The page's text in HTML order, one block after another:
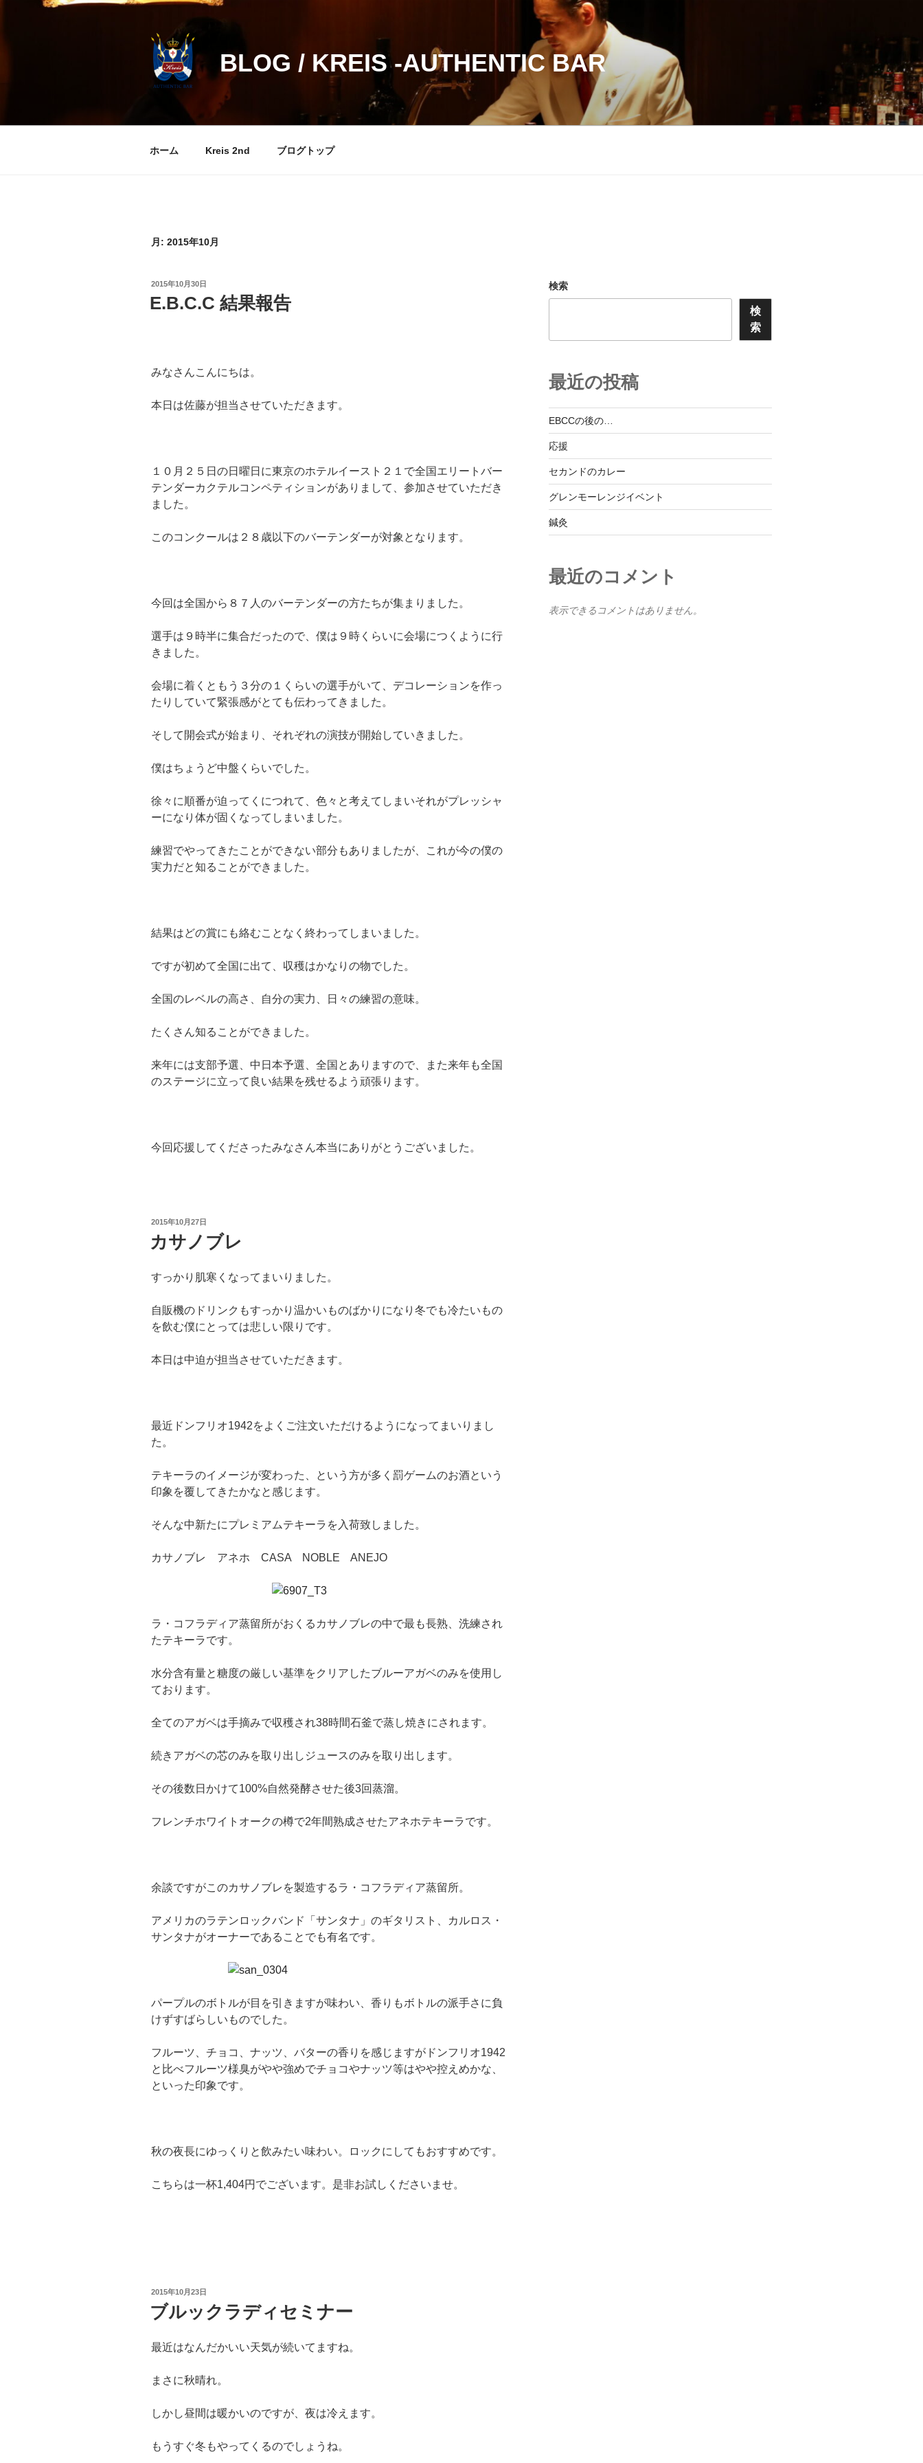
キ
BLOG / KREIS -AUTHENTIC BAR
ホーム Kreis 2nd ブログトップ
月: 2015年10月
投
日:
2015年10月30日
E.B.C.C 結果報告
みなさんこんにちは。
本日は佐藤が担当させていただきます。
１０月２５日の日曜日に東京のホテルイースト２１で全国エリートバー
テンダーカクテルコンペティションがありまして、参加させていただき
ました。
このコンクールは２８歳以下のバーテンダーが対象となります。
今回は全国から８７人のバーテンダーの方たちが集まりました。
選手は９時半に集合だったので、僕は９時くらいに会場につくように行
きました。
会場に着くともう３分の１くらいの選手がいて、デコレーションを作っ
たりしていて緊張感がとても伝わってきました。
そして開会式が始まり、それぞれの演技が開始していきました。
僕はちょうど中盤くらいでした。
徐々に順番が迫ってくにつれて、色々と考えてしまいそれがプレッシャ
ーになり体が固くなってしまいました。
練習でやってきたことができない部分もありましたが、これが今の僕の
実力だと知ることができました。
結果はどの賞にも絡むことなく終わってしまいました。
ですが初めて全国に出て、収穫はかなりの物でした。
全国のレベルの高さ、自分の実力、日々の練習の意味。
たくさん知ることができました。
来年には支部予選、中日本予選、全国とありますので、また来年も全国
のステージに立って良い結果を残せるよう頑張ります。
今回応援してくださったみなさん本当にありがとうございました。
投
日:
2015年10月27日
カサノブレ
すっかり肌寒くなってまいりました。
自販機のドリンクもすっかり温かいものばかりになり冬でも冷たいもの
を飲む僕にとっては悲しい限りです。
本日は中迫が担当させていただきます。
最近ドンフリオ1942をよくご注文いただけるようになってまいりまし
た。
テキーラのイメージが変わった、という方が多く罰ゲームのお酒という
印象を覆してきたかなと感じます。
そんな中新たにプレミアムテキーラを入荷致しました。
カサノブレ アネホ CASA NOBLE ANEJO
ラ・コフラディア蒸留所がおくるカサノブレの中で最も長熟、洗練され
たテキーラです。
水分含有量と糖度の厳しい基準をクリアしたブルーアガベのみを使用し
ております。
全てのアガベは手摘みで収穫され38時間石釜で蒸し焼きにされます。
続きアガベの芯のみを取り出しジュースのみを取り出します。
その後数日かけて100%自然発酵させた後3回蒸溜。
フレンチホワイトオークの樽で2年間熟成させたアネホテキーラです。
余談ですがこのカサノブレを製造するラ・コフラディア蒸留所。
アメリカのラテンロックバンド「サンタナ」のギタリスト、カルロス・
サンタナがオーナーであることでも有名です。
パープルのボトルが目を引きますが味わい、香りもボトルの派手さに負
けずすばらしいものでした。
フルーツ、チョコ、ナッツ、バターの香りを感じますがドンフリオ1942
と比べフルーツ様臭がやや強めでチョコやナッツ等はやや控えめかな、
といった印象です。
秋の夜長にゆっくりと飲みたい味わい。ロックにしてもおすすめです。
こちらは一杯1,404円でございます。是非お試しくださいませ。
投
日:
2015年10月23日
ブルックラディセミナー
最近はなんだかいい天気が続いてますね。
まさに秋晴れ。
しかし昼間は暖かいのですが、夜は冷えます。
もうすぐ冬もやってくるのでしょうね。
検索
検
索
最近の投稿
EBCCの後の…
応援
セカンドのカレー
グレンモーレンジイベント
鍼灸
最近のコメント
表示できるコメントはありません。